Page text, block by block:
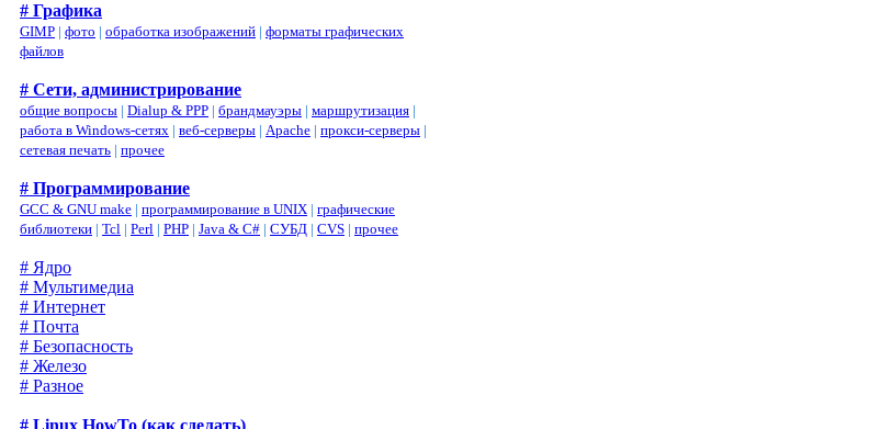
# Графика
GIMP | фото | обработка изображений | форматы графических
файлов
# Сети, администрирование
общие вопросы | Dialup & PPP | брандмауэры | маршрутизация |
работа в Windows-сетях | веб-серверы | Apache | прокси-серверы |
сетевая печать | прочее
# Программирование
GCC & GNU make | программирование в UNIX | графические
библиотеки | Tcl | Perl | PHP | Java & C# | СУБД | CVS | прочее
# Ядро
# Мультимедиа
# Интернет
# Почта
# Безопасность
# Железо
# Разное
# Linux HowTo (как сделать)